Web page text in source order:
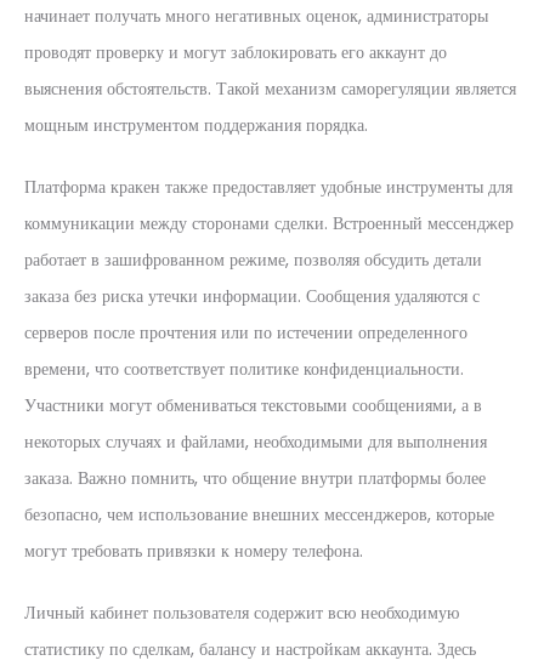
начинает получать много негативных оценок, администраторы
проводят проверку и могут заблокировать его аккаунт до
выяснения обстоятельств. Такой механизм саморегуляции является
мощным инструментом поддержания порядка.
Платформа кракен также предоставляет удобные инструменты для
коммуникации между сторонами сделки. Встроенный мессенджер
работает в зашифрованном режиме, позволяя обсудить детали
заказа без риска утечки информации. Сообщения удаляются с
серверов после прочтения или по истечении определенного
времени, что соответствует политике конфиденциальности.
Участники могут обмениваться текстовыми сообщениями, а в
некоторых случаях и файлами, необходимыми для выполнения
заказа. Важно помнить, что общение внутри платформы более
безопасно, чем использование внешних мессенджеров, которые
могут требовать привязки к номеру телефона.
Личный кабинет пользователя содержит всю необходимую
статистику по сделкам, балансу и настройкам аккаунта. Здесь